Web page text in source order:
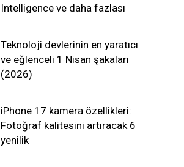
Intelligence ve daha fazlası
Teknoloji devlerinin en yaratıcı
ve eğlenceli 1 Nisan şakaları
(2026)
iPhone 17 kamera özellikleri:
Fotoğraf kalitesini artıracak 6
yenilik